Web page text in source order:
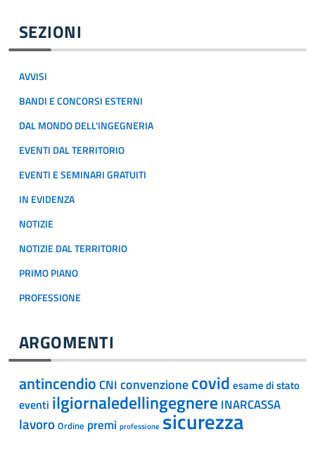
SEZIONI
AVVISI
BANDI E CONCORSI ESTERNI
DAL MONDO DELL'INGEGNERIA
EVENTI DAL TERRITORIO
EVENTI E SEMINARI GRATUITI
IN EVIDENZA
NOTIZIE
NOTIZIE DAL TERRITORIO
PRIMO PIANO
PROFESSIONE
ARGOMENTI
antincendioCNIconvenzionecovid esame di stato
eventi ilgiornaledellingegnereINARCASSA
lavoro Ordine premi professione sicurezza